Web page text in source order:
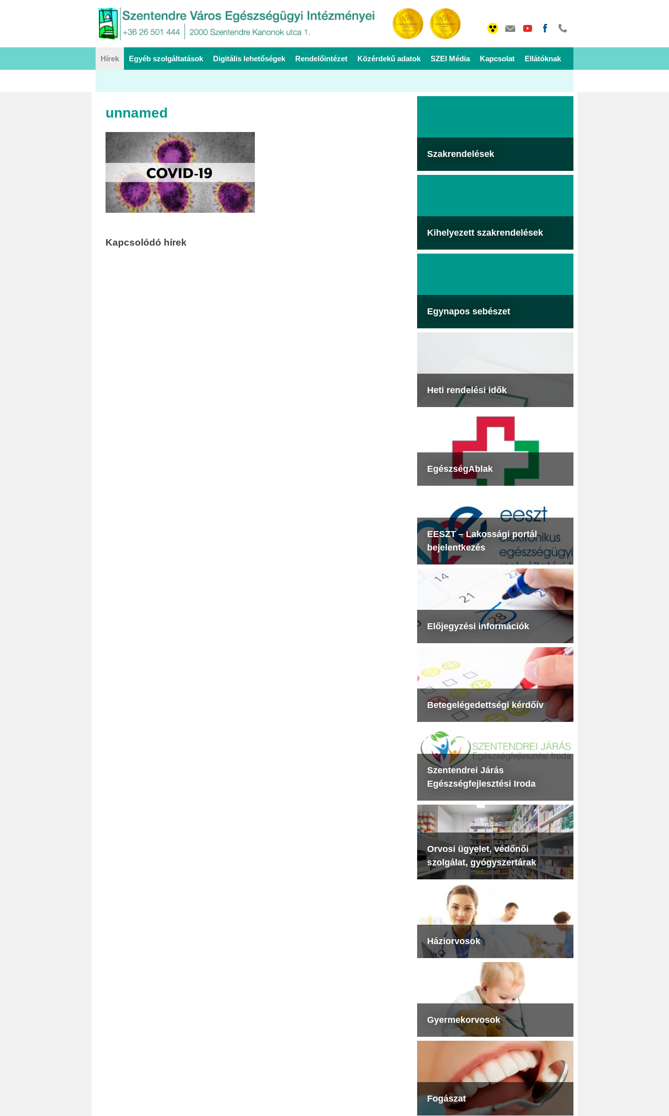
Hírek Egyéb szolgáltatások Digitális lehetőségek Rendelőintézet Közérdekű adatok SZEI Média Kapcsolat Ellátóknak
unnamed
Kapcsolódó hírek
Szakrendelések
Kihelyezett szakrendelések
Egynapos sebészet
Heti rendelési idők
EgészségAblak
EESZT – Lakossági portál
bejelentkezés
Előjegyzési információk
Betegelégedettségi kérdőív
Szentendrei Járás
Egészségfejlesztési Iroda
Orvosi ügyelet, védőnői
szolgálat, gyógyszertárak
Háziorvosok
Gyermekorvosok
Fogászat